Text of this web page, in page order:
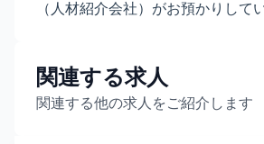
（人材紹介会社）がお預かりして
関連する求人
関連する他の求人をご紹介します